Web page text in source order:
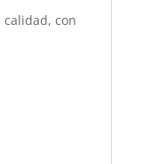
calidad, con